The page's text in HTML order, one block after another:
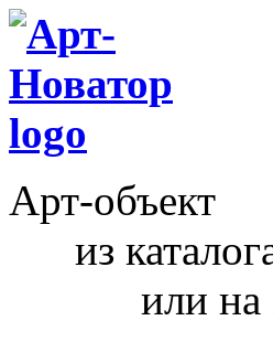
Арт-объект
из
или на